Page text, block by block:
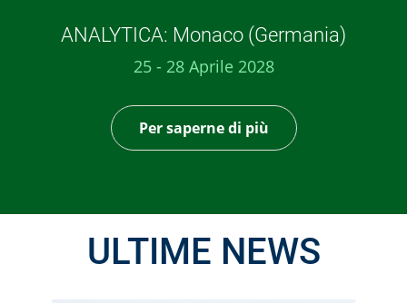
ANALYTICA: Monaco (Germania)
25 - 28 Aprile 2028
Per saperne di più
ULTIME NEWS